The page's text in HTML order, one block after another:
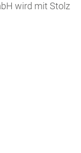
wird mit Stolz